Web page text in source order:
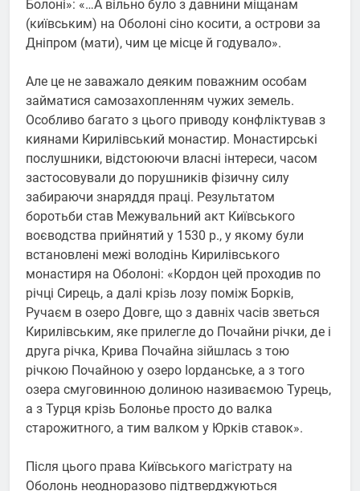
Болоні»: «…А вільно було з давнини міщанам
(київським) на Оболоні сіно косити, а острови за
Дніпром (мати), чим це місце й годувало».
Але це не заважало деяким поважним особам
займатися самозахопленням чужих земель.
Особливо багато з цього приводу конфліктував з
киянами Кирилівський монастир. Монастирські
послушники, відстоюючи власні інтереси, часом
застосовували до порушників фізичну силу
забираючи знаряддя праці. Результатом
боротьби став Межувальний акт Київського
воєводства прийнятий у 1530 р., у якому були
встановлені межі володінь Кирилівського
монастиря на Оболоні: «Кордон цей проходив по
річці Сирець, а далі крізь лозу поміж Борків,
Ручаєм в озеро Довге, що з давніх часів зветься
Кирилівським, яке прилегле до Почайни річки, де і
друга річка, Крива Почайна зійшлась з тою
річкою Почайною у озеро Іорданське, а з того
озера смуговинною долиною називаємою Турець,
а з Турця крізь Болонье просто до валка
старожитного, а тим валком у Юрків ставок».
Після цього права Київського магістрату на
Оболонь неодноразово підтверджуються